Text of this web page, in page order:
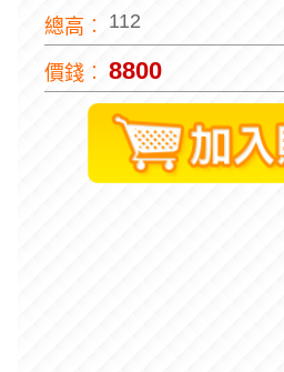
總高︰ 112
價錢︰ 8800